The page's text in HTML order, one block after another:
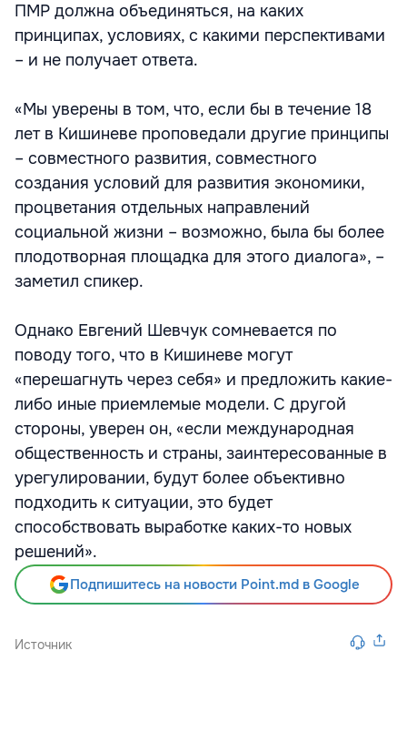
ПМР должна объединяться, на каких
принципах, условиях, с какими перспективами
– и не получает ответа.
«Мы уверены в том, что, если бы в течение 18
лет в Кишиневе проповедали другие принципы
– совместного развития, совместного
создания условий для развития экономики,
процветания отдельных направлений
социальной жизни – возможно, была бы более
плодотворная площадка для этого диалога», –
заметил спикер.
Однако Евгений Шевчук сомневается по
поводу того, что в Кишиневе могут
«перешагнуть через себя» и предложить какие-
либо иные приемлемые модели. С другой
стороны, уверен он, «если международная
общественность и страны, заинтересованные в
урегулировании, будут более объективно
подходить к ситуации, это будет
способствовать выработке каких-то новых
решений».
Подпишитесь на новости Point.md в Google
Источник